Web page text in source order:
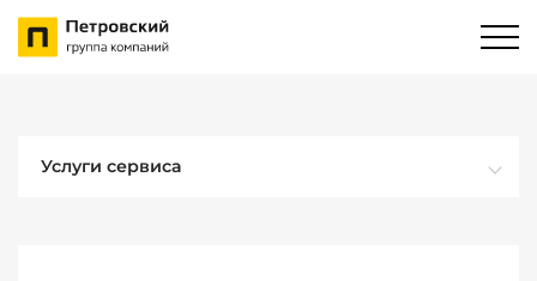
Услуги сервиса